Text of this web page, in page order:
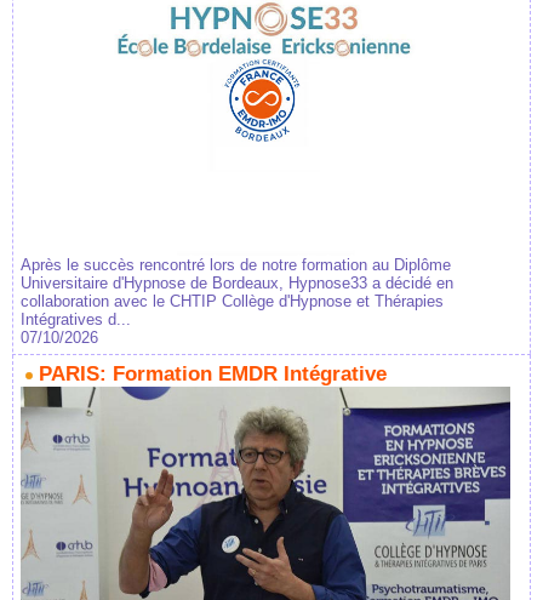
Après le succès rencontré lors de notre formation au Diplôme
Universitaire d'Hypnose de Bordeaux, Hypnose33 a décidé en
collaboration avec le CHTIP Collège d'Hypnose et Thérapies
Intégratives d...
07/10/2026
PARIS: Formation EMDR Intégrative